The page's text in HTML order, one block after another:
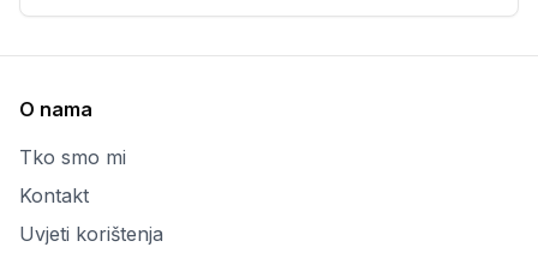
O nama
Tko smo mi
Kontakt
Uvjeti korištenja